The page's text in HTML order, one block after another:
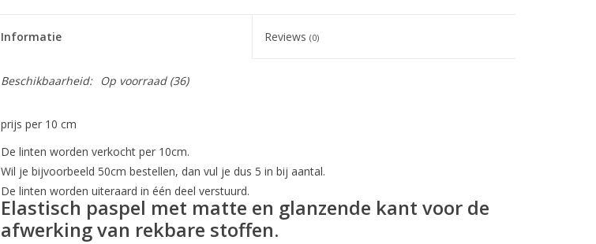
Informatie Reviews(0)
Beschikbaarheid: Op voorraad(36)
prijs per 10 cm
De linten worden verkocht per 10cm.
Wil je bijvoorbeeld 50cm bestellen, dan vul je dus 5 in bij aantal.
De linten worden uiteraard in één deel verstuurd.
Elastisch paspel met matte en glanzende kant voor de
afwerking van rekbare stoffen.